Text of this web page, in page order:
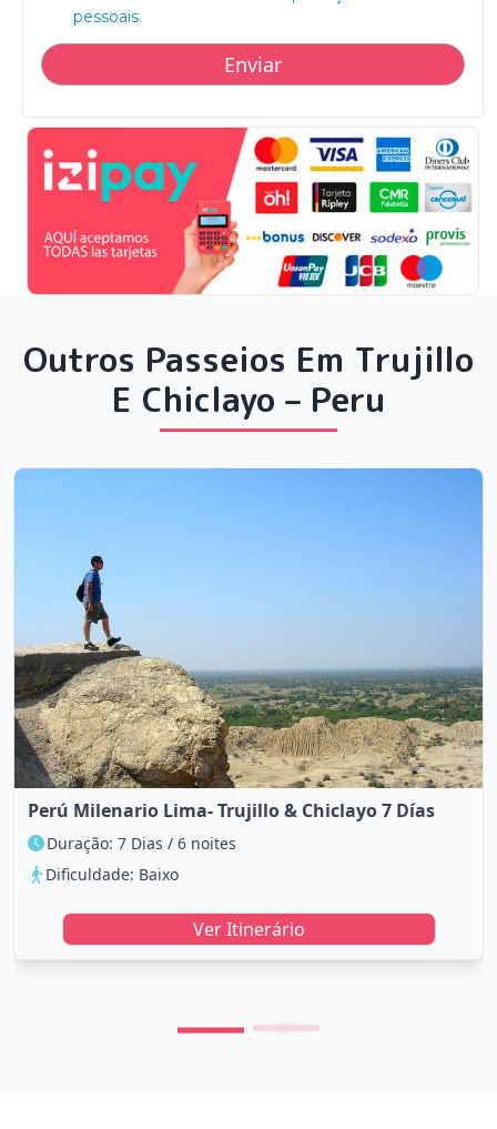
pessoais.
Outros Passeios Em Trujillo
E Chiclayo – Peru
Perú Milenario Lima- Trujillo & Chiclayo 7 Días
Duração: 7 Dias / 6 noites
Dificuldade: Baixo
Ver Itinerário